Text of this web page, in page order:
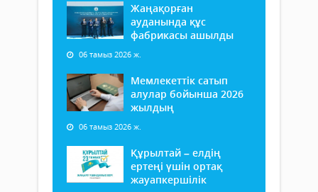
Жаңақорған
ауданында құс
фабрикасы ашылды
06 тамыз 2026 ж.
Мемлекеттік сатып
алулар бойынша 2026
жылдың
06 тамыз 2026 ж.
Құрылтай – елдің
ертеңі үшін ортақ
жауапкершілік